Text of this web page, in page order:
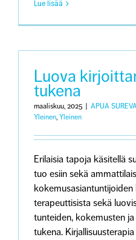
Lue lisää
Luova
tukena
maaliskuu, 2025 APUA
Yleinen, Yleinen
Erilaisia tapoja käsitellä
tuo esiin sekä
terapeuttisista sekä
tunteiden, kokemusten
tukena.